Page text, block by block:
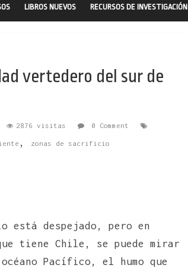
LIBROS NUEVOS RECURSOS DE INVESTIGACIÓN
vertedero del sur de
2876 visitas 0 Comment
, zonas de sacrificio
está despejado, pero en
tiene Chile, se puede mirar
Pacífico, el humo que